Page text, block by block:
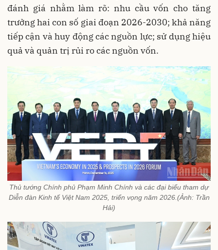
đánh giá nhằm làm rõ: nhu cầu vốn cho tăng
trưởng hai con số giai đoạn 2026-2030; khả năng
tiếp cận và huy động các nguồn lực; sử dụng hiệu
quả và quản trị rủi ro các nguồn vốn.
Thủ tướng Chính phủ Phạm Minh Chính và các đại biểu tham dự
Diễn đàn Kinh tế Việt Nam 2025, triển vọng năm 2026.(Ảnh: Trần
Hải)